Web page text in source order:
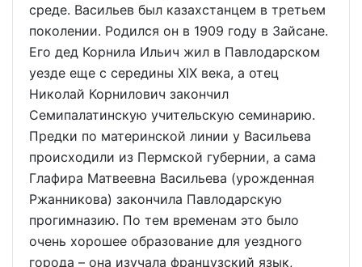
среде. Васильев был казахстанцем в третьем
поколении. Родился он в 1909 году в Зайсане.
Его дед Корнила Ильич жил в Павлодарском
уезде еще с середины XIX века, а отец
Николай Корнилович закончил
Семипалатинскую учительскую семинарию.
Предки по материнской линии у Васильева
происходили из Пермской губернии, а сама
Глафира Матвеевна Васильева (урожденная
Ржанникова) закончила Павлодарскую
прогимназию. По тем временам это было
очень хорошее образование для уездного
города – она изучала французский язык,